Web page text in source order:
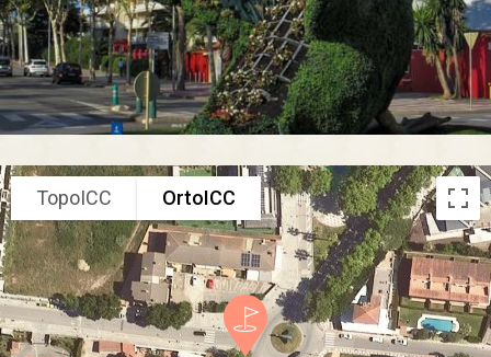
TopoICC OrtoICC